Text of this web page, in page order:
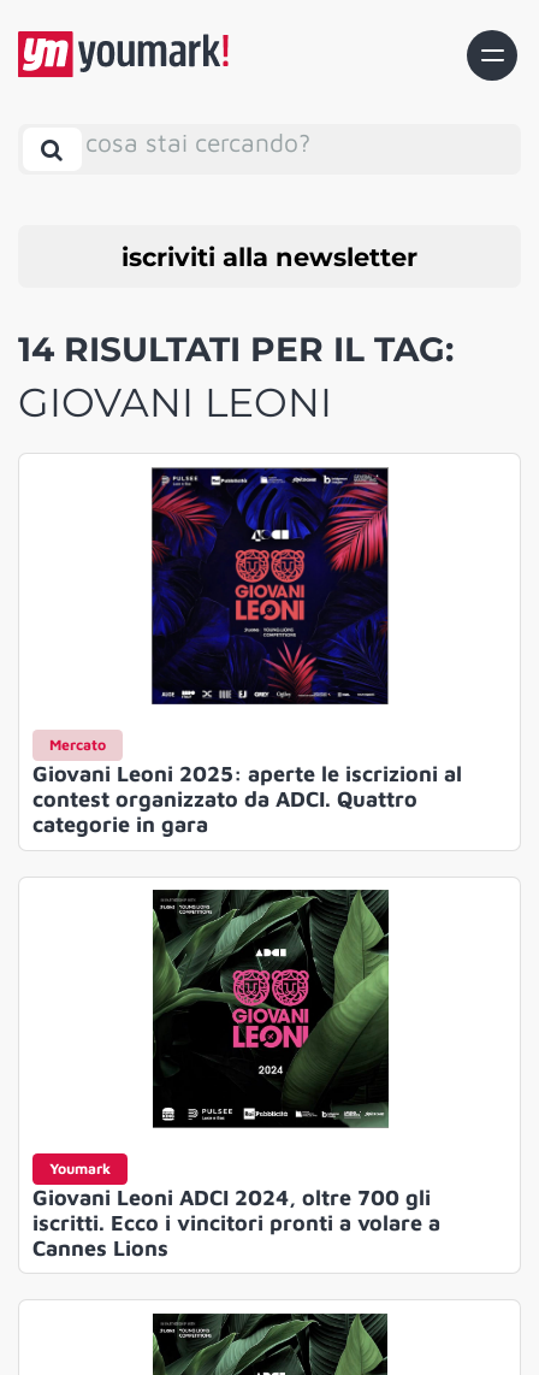
cosa stai cercando?
iscriviti alla newsletter
14 RISULTATI PER IL TAG:
GIOVANI LEONI
Mercato
Giovani Leoni 2025: aperte le iscrizioni al
contest organizzato da ADCI. Quattro
categorie in gara
Youmark
Giovani Leoni ADCI 2024, oltre 700 gli
iscritti. Ecco i vincitori pronti a volare a
Cannes Lions